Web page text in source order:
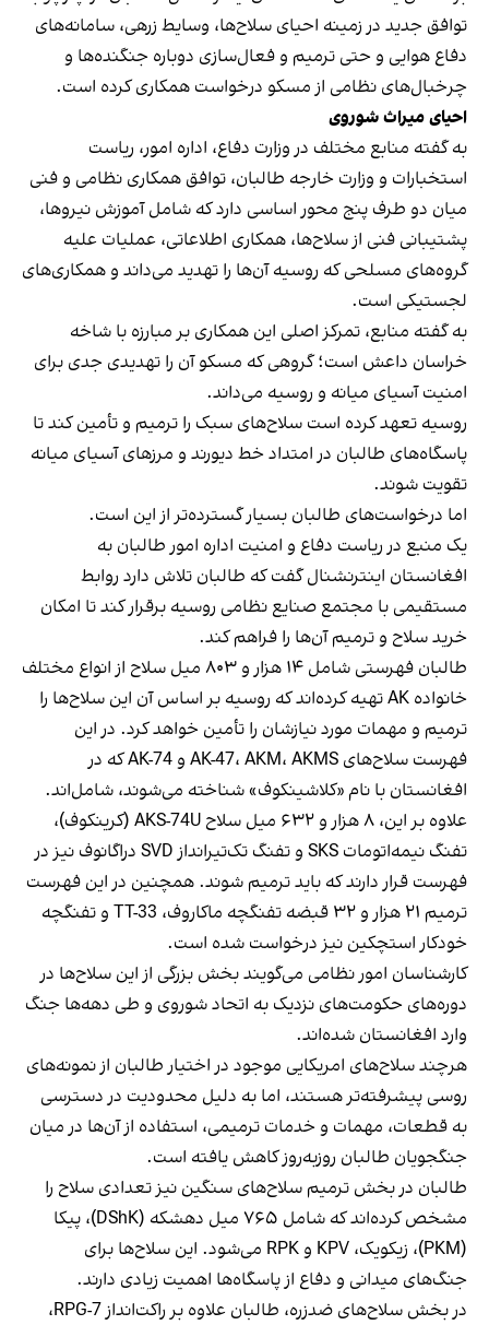
توافق جدید در زمینه احیای سلاح‌ها، وسایط زرهی، سامانه‌های
دفاع هوایی و حتی ترمیم و فعال‌سازی دوباره جنگنده‌ها و
چرخبال‌های نظامی از مسکو درخواست همکاری کرده است.
احیای میراث شوروی
به گفته منابع مختلف در وزارت دفاع، اداره امور، ریاست
استخبارات و وزارت خارجه طالبان، توافق همکاری نظامی و فنی
میان دو طرف پنج محور اساسی دارد که شامل آموزش نیروها،
پشتیبانی فنی از سلاح‌ها، همکاری اطلاعاتی، عملیات علیه
گروه‌های مسلحی که روسیه آن‌ها را تهدید می‌داند و همکاری‌های
لجستیکی است.
به گفته منابع، تمرکز اصلی این همکاری بر مبارزه با شاخه
خراسان داعش است؛ گروهی که مسکو آن را تهدیدی جدی برای
امنیت آسیای میانه و روسیه می‌داند.
روسیه تعهد کرده است سلاح‌های سبک را ترمیم و تأمین کند تا
پاسگاه‌های طالبان در امتداد خط دیورند و مرزهای آسیای میانه
تقویت شوند.
اما درخواست‌های طالبان بسیار گسترده‌تر از این است.
یک منبع در ریاست دفاع و امنیت اداره امور طالبان به
افغانستان اینترنشنال گفت که طالبان تلاش دارد روابط
مستقیمی با مجتمع صنایع نظامی روسیه برقرار کند تا امکان
خرید سلاح و ترمیم آن‌ها را فراهم کند.
طالبان فهرستی شامل ۱۴ هزار و ۸۰۳ میل سلاح از انواع مختلف
خانواده AK تهیه کرده‌اند که روسیه بر اساس آن این سلاح‌ها را
ترمیم و مهمات مورد نیازشان را تأمین خواهد کرد. در این
فهرست سلاح‌های AK-47، AKM، AKMS و AK-74 که در
افغانستان با نام «کلاشینکوف» شناخته می‌شوند، شامل‌اند.
علاوه بر این، ۸ هزار و ۶۳۲ میل سلاح AKS-74U (کرینکوف)،
تفنگ نیمه‌اتومات SKS و تفنگ تک‌تیرانداز SVD دراگانوف نیز در
فهرست قرار دارند که باید ترمیم شوند. همچنین در این فهرست
ترمیم ۲۱ هزار و ۳۲ قبضه تفنگچه ماکاروف، TT-33 و تفنگچه
خودکار استچکین نیز درخواست شده است.
کارشناسان امور نظامی می‌گویند بخش بزرگی از این سلاح‌ها در
دوره‌های حکومت‌های نزدیک به اتحاد شوروی و طی دهه‌ها جنگ
وارد افغانستان شده‌اند.
هرچند سلاح‌های امریکایی موجود در اختیار طالبان از نمونه‌های
روسی پیشرفته‌تر هستند، اما به دلیل محدودیت در دسترسی
به قطعات، مهمات و خدمات ترمیمی، استفاده از آن‌ها در میان
جنگجویان طالبان روزبه‌روز کاهش یافته است.
طالبان در بخش ترمیم سلاح‌های سنگین نیز تعدادی سلاح را
مشخص کرده‌اند که شامل ۷۶۵ میل دهشکه (DShK)، پیکا
(PKM)، زیکویک، KPV و RPK می‌شود. این سلاح‌ها برای
جنگ‌های میدانی و دفاع از پاسگاه‌ها اهمیت زیادی دارند.
در بخش سلاح‌های ضدزره، طالبان علاوه بر راکت‌انداز RPG-7،